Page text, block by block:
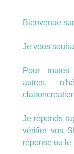
Bienvenue
Je vous
Pour toutes
autres,
Je réponds
vérifier vos
réponse ou le